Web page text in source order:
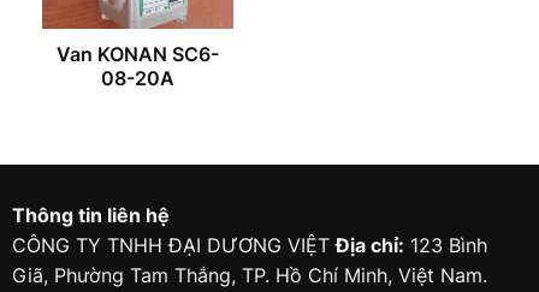
Van KONAN SC6-
08-20A
Thông tin liên hệ
CÔNG TY TNHH ĐẠI DƯƠNG VIỆTĐịa chỉ: 123 Bình
Giã, Phường Tam Thắng, TP. Hồ Chí Minh, Việt Nam.